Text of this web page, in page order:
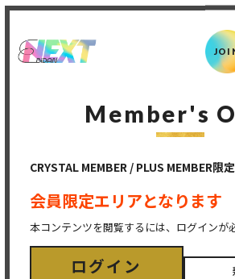
Member's
CRYSTAL MEMBER / PLUS MEMBER限
会員限定エリアとなります
本コンテンツを閲覧するには、ログインが
ログイン